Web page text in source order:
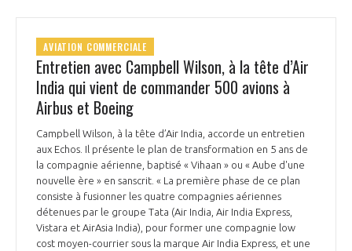
AVIATION COMMERCIALE
Entretien avec Campbell Wilson, à la tête d’Air
India qui vient de commander 500 avions à
Airbus et Boeing
Campbell Wilson, à la tête d’Air India, accorde un entretien
aux Echos. Il présente le plan de transformation en 5 ans de
la compagnie aérienne, baptisé « Vihaan » ou « Aube d'une
nouvelle ère » en sanscrit. « La première phase de ce plan
consiste à fusionner les quatre compagnies aériennes
détenues par le groupe Tata (Air India, Air India Express,
Vistara et AirAsia India), pour former une compagnie low
cost moyen-courrier sous la marque Air India Express, et une